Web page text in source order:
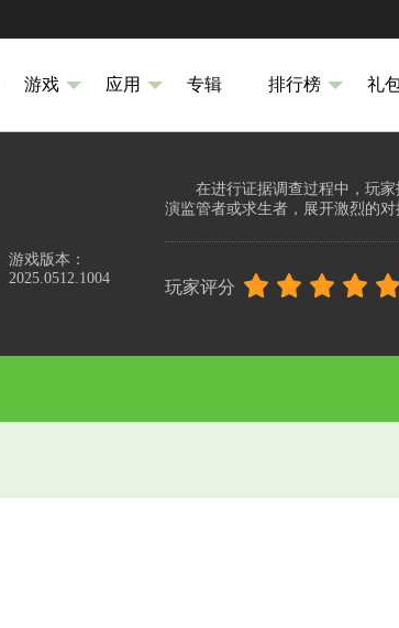
游戏 应用 专辑 排行榜 礼
游戏版本：
2025.0512.1004
在进行证据调查过程中，玩
演监管者或求生者，展开激烈的
玩家评分